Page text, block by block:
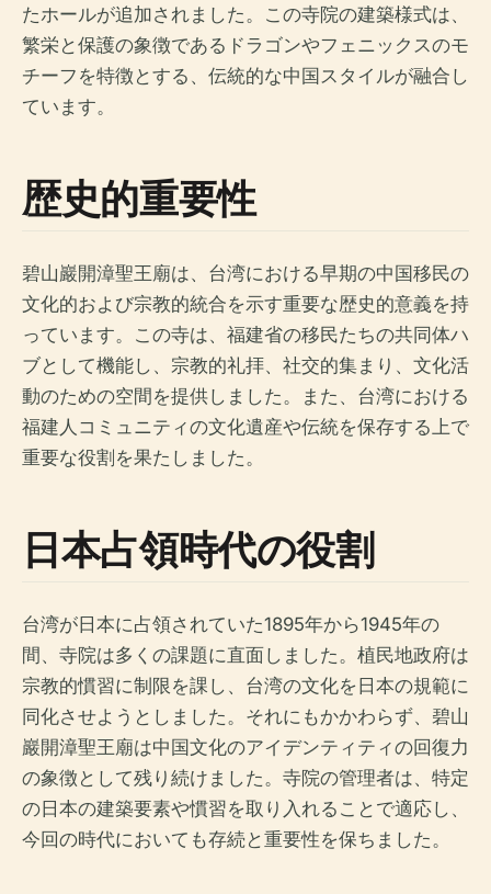
たホールが追加されました。この寺院の建築様式は、
繁栄と保護の象徴であるドラゴンやフェニックスのモ
チーフを特徴とする、伝統的な中国スタイルが融合し
ています。
歴史的重要性
碧山巖開漳聖王廟は、台湾における早期の中国移民の
文化的および宗教的統合を示す重要な歴史的意義を持
っています。この寺は、福建省の移民たちの共同体ハ
ブとして機能し、宗教的礼拝、社交的集まり、文化活
動のための空間を提供しました。また、台湾における
福建人コミュニティの文化遺産や伝統を保存する上で
重要な役割を果たしました。
日本占領時代の役割
台湾が日本に占領されていた1895年から1945年の
間、寺院は多くの課題に直面しました。植民地政府は
宗教的慣習に制限を課し、台湾の文化を日本の規範に
同化させようとしました。それにもかかわらず、碧山
巖開漳聖王廟は中国文化のアイデンティティの回復力
の象徴として残り続けました。寺院の管理者は、特定
の日本の建築要素や慣習を取り入れることで適応し、
今回の時代においても存続と重要性を保ちました。